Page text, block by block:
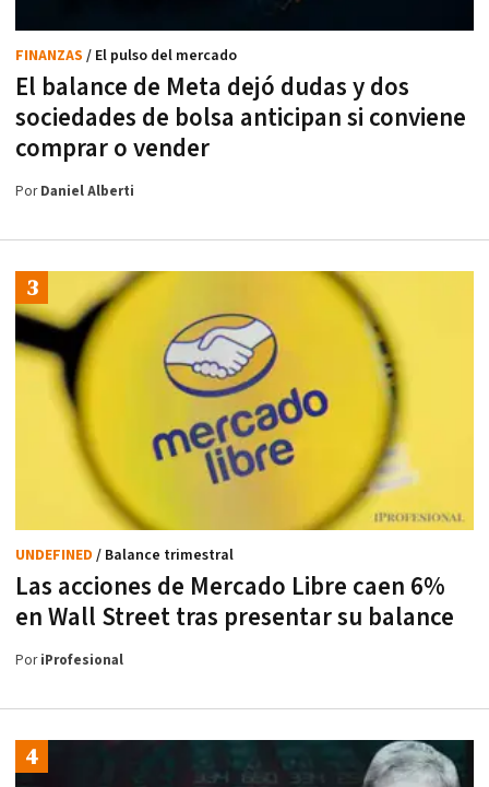
El balance de Meta dejó dudas y dos
sociedades de bolsa anticipan si conviene
comprar o vender
FINANZAS / El pulso del mercado
PorDaniel Alberti
Las acciones de Mercado Libre caen 6%
en Wall Street tras presentar su balance
UNDEFINED / Balance trimestral
PoriProfesional